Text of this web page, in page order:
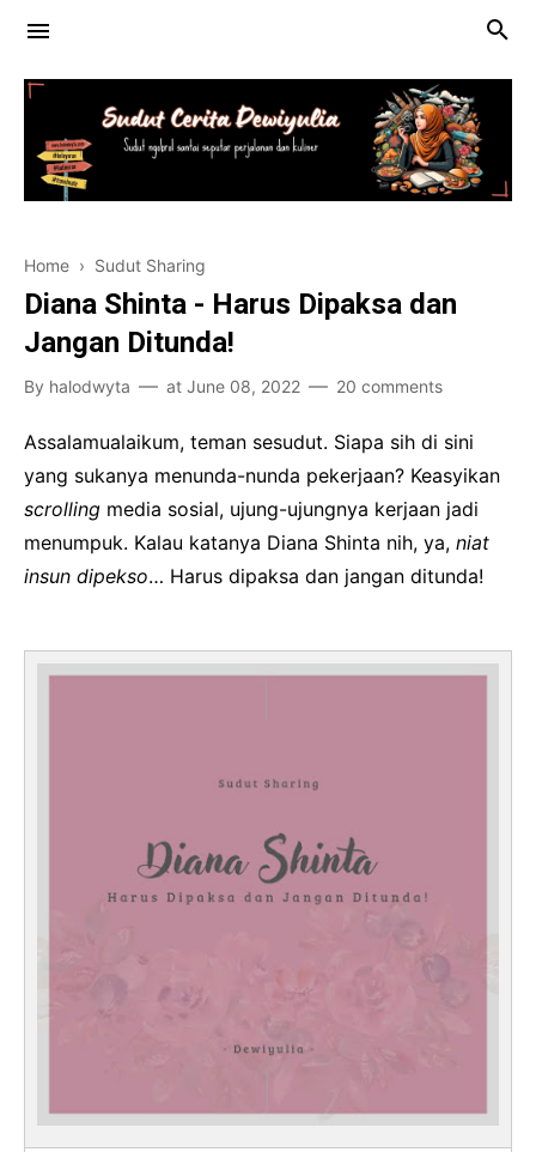
halodwyta
Contact
Home › Sudut Sharing
Diana Shinta - Harus Dipaksa dan
Jangan Ditunda!
By halodwyta at June 08, 2022 20 comments
Assalamualaikum, teman sesudut. Siapa sih di sini
yang sukanya menunda-nunda pekerjaan? Keasyikan
scrolling media sosial, ujung-ujungnya kerjaan jadi
menumpuk. Kalau katanya Diana Shinta nih, ya, niat
insun dipekso… Harus dipaksa dan jangan ditunda!